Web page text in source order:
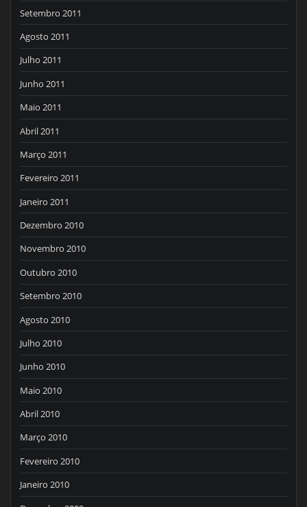
Setembro 2011
Agosto 2011
Julho 2011
Junho 2011
Maio 2011
Abril 2011
Março 2011
Fevereiro 2011
Janeiro 2011
Dezembro 2010
Novembro 2010
Outubro 2010
Setembro 2010
Agosto 2010
Julho 2010
Junho 2010
Maio 2010
Abril 2010
Março 2010
Fevereiro 2010
Janeiro 2010